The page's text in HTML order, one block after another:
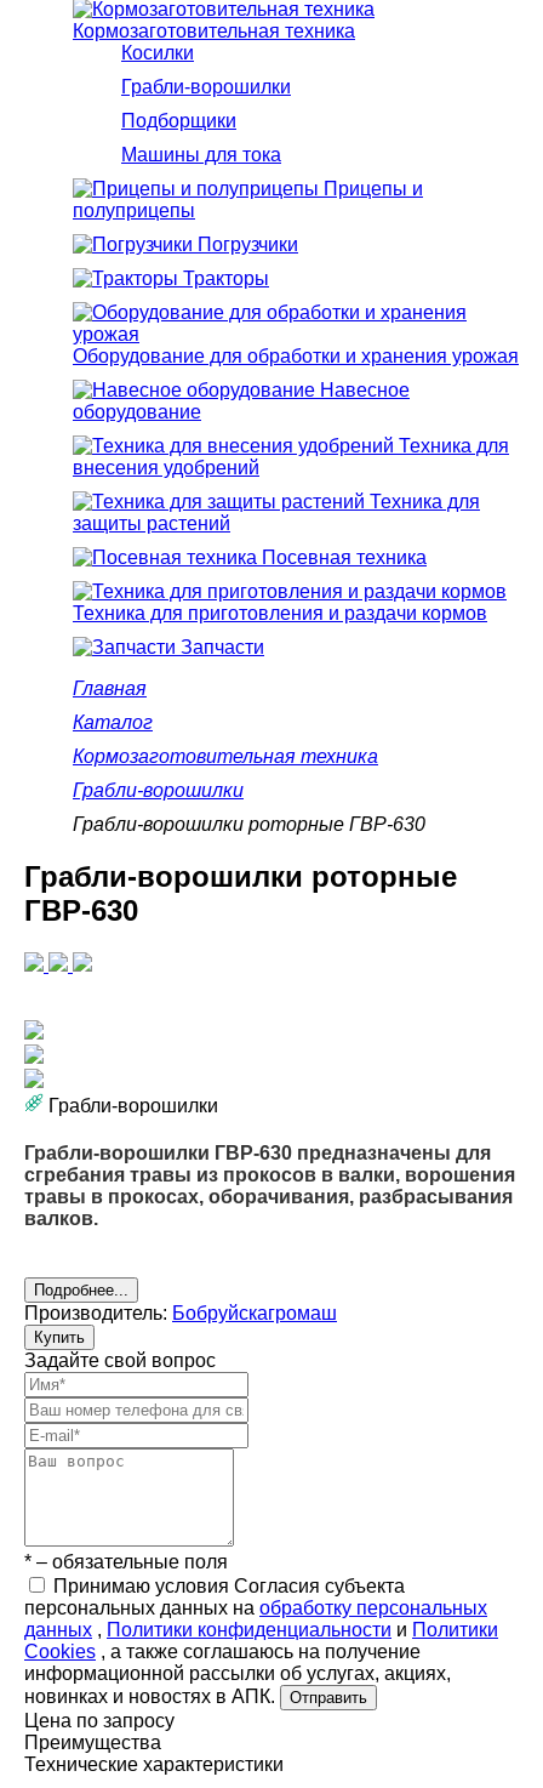
Кормозаготовительная техника
Косилки
Грабли-ворошилки
Подборщики
Машины для тока
Прицепы и
полуприцепы
Погрузчики
Тракторы
Оборудование для обработки и хранения урожая
Навесное
оборудование
Техника для
внесения удобрений
Техника для
защиты растений
Посевная техника
Техника для приготовления и раздачи кормов
Запчасти
Главная
Каталог
Кормозаготовительная техника
Грабли-ворошилки
Грабли-ворошилки роторные ГВР-630
Грабли-ворошилки роторные
ГВР-630
Грабли-ворошилки
Грабли-ворошилки ГВР-630 предназначены для
сгребания травы из прокосов в валки, ворошения
травы в прокосах, оборачивания, разбрасывания
валков.
Подробнее...
Производитель: Бобруйскагромаш
Купить
Задайте свой вопрос
* – обязательные поля
Принимаю условия Согласия субъекта
персональных данных на обработку персональных
данных , Политики конфиденциальности и Политики
Cookies , а также соглашаюсь на получение
информационной рассылки об услугах, акциях,
новинках и новостях в АПК.
Отправить
Цена по запросу
Преимущества
Технические характеристики